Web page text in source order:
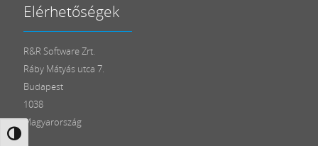
Nagy kontraszt váltása
Elérhetőségek
R&R Software Zrt.
Ráby Mátyás utca 7.
Budapest
1038
Magyarország